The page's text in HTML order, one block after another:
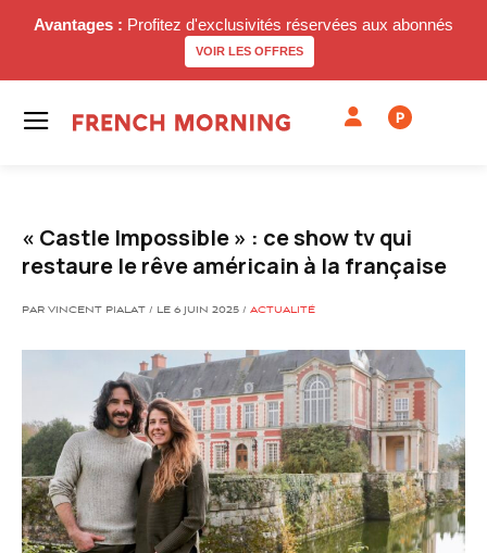
Avantages : Profitez d'exclusivités réservées aux abonnés
VOIR LES OFFRES
P
« Castle Impossible » : ce show tv qui
restaure le rêve américain à la française
PAR VINCENT PIALAT / LE 6 JUIN 2025 / ACTUALITÉ